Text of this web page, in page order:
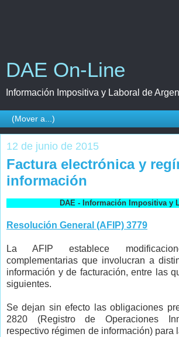
DAE On-Line
Información Impositiva y Laboral de
12 de junio de 2015
Factura electrónica y
información
DAE - Información Impositiva y
Resolución General (AFIP) 3779
La AFIP establece
complementarias que involucran a
información y de facturación, entre las
siguientes.
Se dejan sin efecto las obligaciones
2820 (Registro de Operaciones
respectivo régimen de información) para